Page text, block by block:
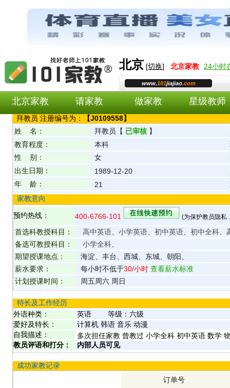
北京 [切换] 北京家教 24小时
www.101jiajiao.com
北京家教 请家教 做家教 星级教师
拜教员 注册编号为： 【J0109558】
姓 名：
拜教员 【 已审核 】
教育程度：
本科
性 别：
女
出生日期：
1989-12-20
年 龄：
21
家教意向
预约热线： 400-6766-101 (为保护教员隐私
首选科教授科目： 高中英语 小学英语 初中英语 初中全科
备选可教授科目：
小学全科
期望授课地点：
海淀、丰台、西城、东城、朝阳、
薪水要求：
每小时不低于30/小时 查看薪水标准
计划授课时间：
周五周六 周日
特长及工作经历
外语种类：
英语 等级： 六级
爱好及特长：
计算机 韩语 音乐 动漫
自我描述：
多次担任家教 曾教过 小学全科 初中英语 数学
教员评语和打分：
内部人员可见
成功家教记录
订单号